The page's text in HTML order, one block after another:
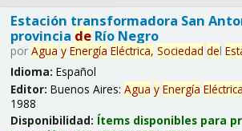
Estación transformadora San
provincia deRío Negro
por Agua y Energía Eléctrica, Sociedad del
Idioma: Español
Editor: Buenos Aires: Agua y Energía
1988
Disponibilidad: Ítems disponibles para